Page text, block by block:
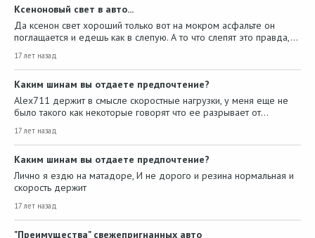
Ксеноновый свет в авто...
Да ксенон свет хороший только вот на мокром асфальте он
поглащается и едешь как в слепую. А то что слепят это правда,…
17 лет назад
Каким шинам вы отдаете предпочтение?
Alex711 держит в смысле скоростные нагрузки, у меня еще не
было такого как некоторые говорят что ее разрывает от…
17 лет назад
Каким шинам вы отдаете предпочтение?
Лично я ездю на матадоре, И не дорого и резина нормальная и
скорость держит
17 лет назад
"Преимущества" свежепригнанных авто